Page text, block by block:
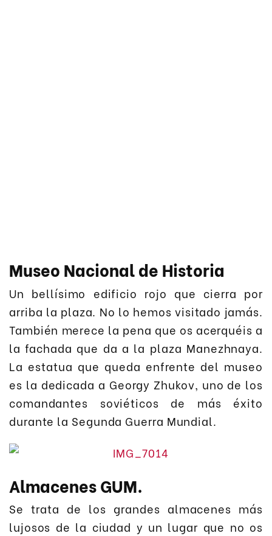
Museo Nacional de Historia
Un bellísimo edificio rojo que cierra por
arriba la plaza. No lo hemos visitado jamás.
También merece la pena que os acerquéis a
la fachada que da a la plaza Manezhnaya.
La estatua que queda enfrente del museo
es la dedicada a Georgy Zhukov, uno de los
comandantes soviéticos de más éxito
durante la Segunda Guerra Mundial.
Almacenes GUM.
Se trata de los grandes almacenes más
lujosos de la ciudad y un lugar que no os